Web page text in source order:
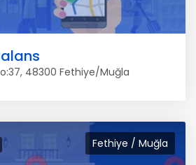
48300 Fethiye/Muğla
Fethiye / Muğla